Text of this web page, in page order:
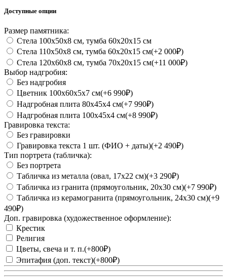
Доступные опции
Размер памятника:
Стела 100х50х8 см, тумба 60х20х15 см
Стела 110х50х8 см, тумба 60х20х15 см(+2 000₽)
Стела 120х60х8 см, тумба 70х20х15 см(+11 000₽)
Выбор надгробия:
Без надгробия
Цветник 100х60х5х7 см(+6 990₽)
Надгробная плита 80х45х4 см(+7 990₽)
Надгробная плита 100х45х4 см(+8 990₽)
Гравировка текста:
Без гравировки
Гравировка текста 1 шт. (ФИО + даты)(+2 490₽)
Тип портрета (табличка):
Без портрета
Табличка из металла (овал, 17х22 см)(+3 290₽)
Табличка из гранита (прямоугольник, 20х30 см)(+7 990₽)
Табличка из керамогранита (прямоугольник, 24х30 см)(+9
490₽)
Доп. гравировка (художественное оформление):
Крестик
Религия
Цветы, свеча и т. п.(+800₽)
Эпитафия (доп. текст)(+800₽)